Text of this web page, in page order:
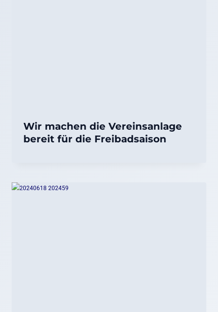
Wir machen die Vereinsanlage
bereit für die Freibadsaison